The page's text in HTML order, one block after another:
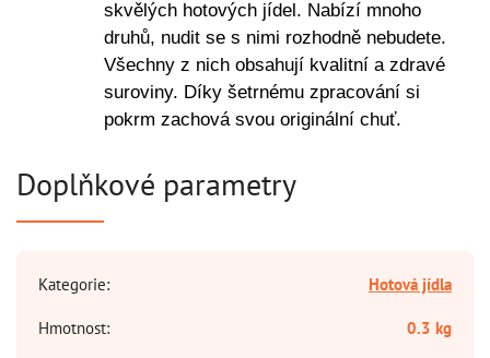
skvělých hotových jídel. Nabízí mnoho
druhů, nudit se s nimi rozhodně nebudete.
Všechny z nich obsahují kvalitní a zdravé
suroviny. Díky šetrnému zpracování si
pokrm zachová svou originální chuť.
Doplňkové parametry
Kategorie:
Hotová jídla
Hmotnost:
0.3 kg